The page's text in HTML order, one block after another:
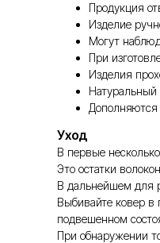
Продукция
Изделие
Могут
При
Изделия
Натуральный
Уход
В первые
Это остатки
В дальнейшем для
Выбивайте ковер в
подвешенном
При обнаружении